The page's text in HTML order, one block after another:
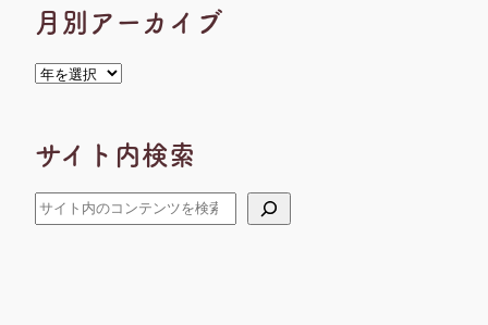
月別アーカイブ
ア
イ
ブ
サイト内検索
検
索